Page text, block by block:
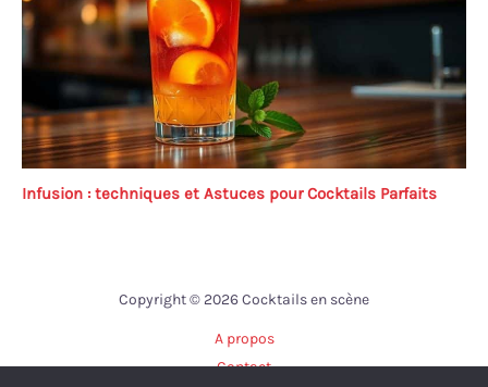
Infusion : techniques et Astuces pour Cocktails Parfaits
Copyright © 2026 Cocktails en scène
A propos
Contact